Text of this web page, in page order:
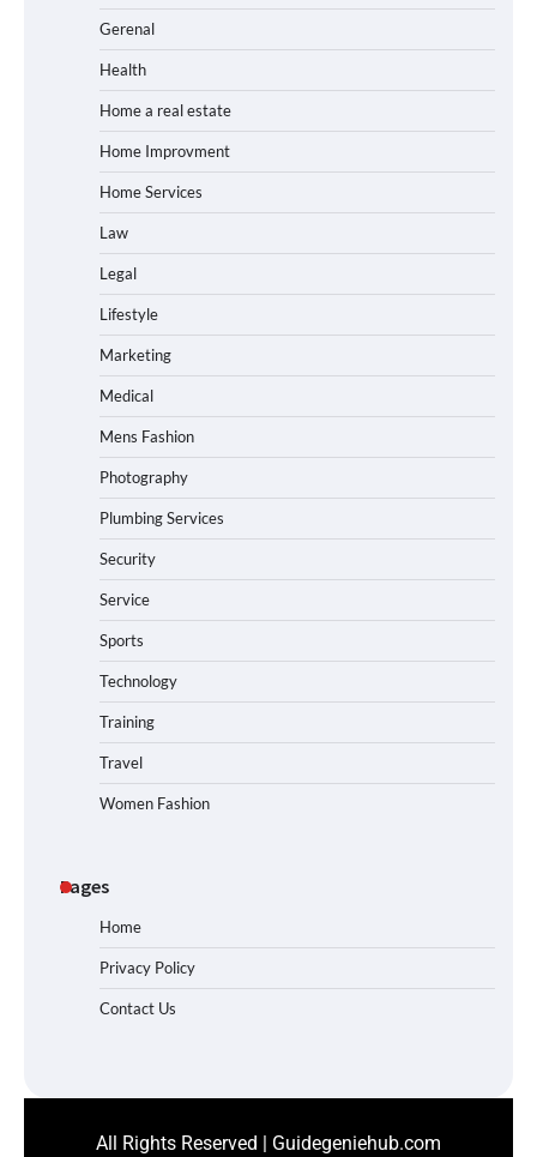
Gerenal
Health
Home a real estate
Home Improvment
Home Services
Law
Legal
Lifestyle
Marketing
Medical
Mens Fashion
Photography
Plumbing Services
Security
Service
Sports
Technology
Training
Travel
Women Fashion
Pages
Home
Privacy Policy
Contact Us
All Rights Reserved | Guidegeniehub.com